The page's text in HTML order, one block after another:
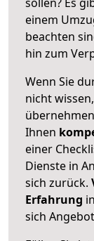
einem
beachten
hin zum
Wenn Sie
nicht
Ihnen
einer
Dienste in
sich zurück.
Erfahrung
sich